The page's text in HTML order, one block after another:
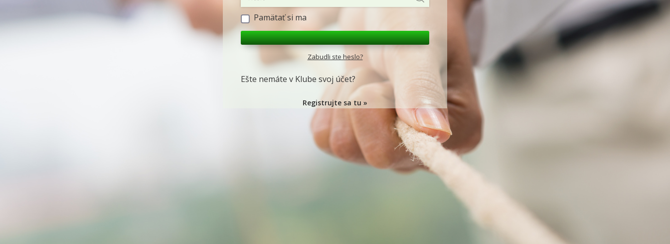
Pamätať si ma
Zabudli ste heslo?
Ešte nemáte v Klube svoj účet?
Registrujte sa tu »